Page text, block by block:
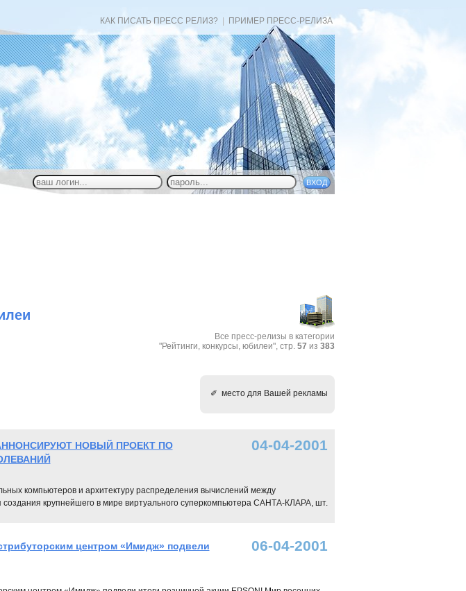
КАК ПИСАТЬ ПРЕСС РЕЛИЗ? ПРИМЕР ПРЕСС-РЕЛИЗА
Все пресс-релизы в категории
"Рейтинги, конкурсы, юбилеи", стр. 57 из 383
✐ место для Вашей рекламы
НОВЫЙ ПРОЕКТ ПО
04-04-2001
компьютеров и архитектуру распределения вычислений между
крупнейшего в мире виртуального суперкомпьютера САНТА-КЛАРА, шт.
центром «Имидж» подвели
06-04-2001